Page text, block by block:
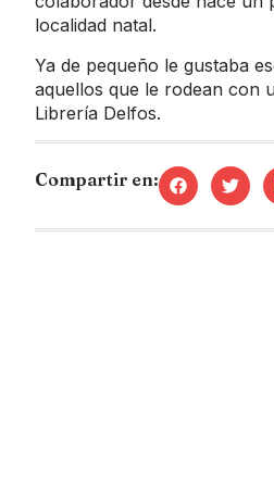
localidad natal.
Ya de pequeño le gustaba
aquellos que le rodean con
Librería Delfos.
Compartir en: